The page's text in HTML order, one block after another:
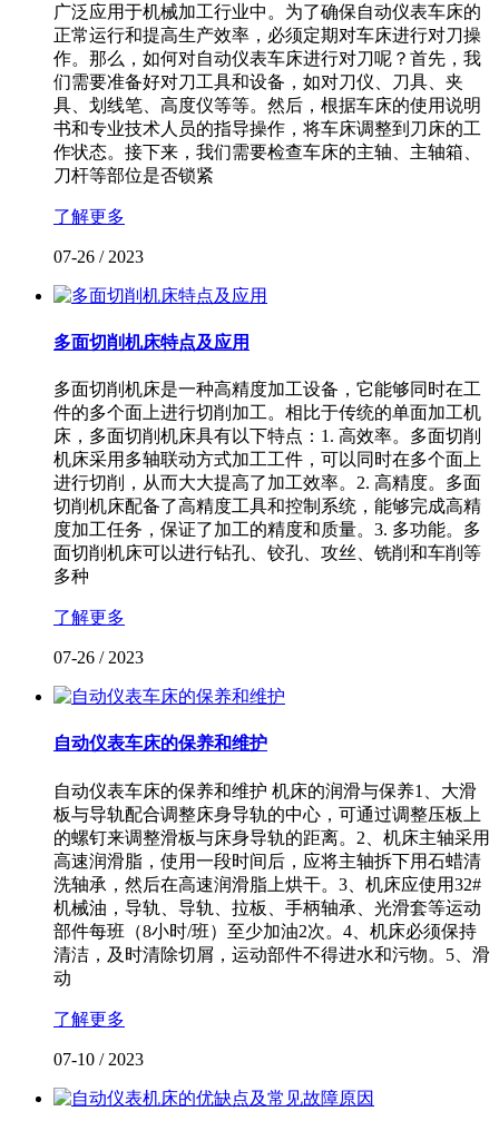
广泛应用于机械加工行业中。为了确保自动仪表车床的
正常运行和提高生产效率，必须定期对车床进行对刀操
作。那么，如何对自动仪表车床进行对刀呢？首先，我
们需要准备好对刀工具和设备，如对刀仪、刀具、夹
具、划线笔、高度仪等等。然后，根据车床的使用说明
书和专业技术人员的指导操作，将车床调整到刀床的工
作状态。接下来，我们需要检查车床的主轴、主轴箱、
刀杆等部位是否锁紧
了解更多
07-26 / 2023
多面切削机床特点及应用
多面切削机床是一种高精度加工设备，它能够同时在工
件的多个面上进行切削加工。相比于传统的单面加工机
床，多面切削机床具有以下特点：1. 高效率。多面切削
机床采用多轴联动方式加工工件，可以同时在多个面上
进行切削，从而大大提高了加工效率。2. 高精度。多面
切削机床配备了高精度工具和控制系统，能够完成高精
度加工任务，保证了加工的精度和质量。3. 多功能。多
面切削机床可以进行钻孔、铰孔、攻丝、铣削和车削等
多种
了解更多
07-26 / 2023
自动仪表车床的保养和维护
自动仪表车床的保养和维护 机床的润滑与保养1、大滑
板与导轨配合调整床身导轨的中心，可通过调整压板上
的螺钉来调整滑板与床身导轨的距离。2、机床主轴采用
高速润滑脂，使用一段时间后，应将主轴拆下用石蜡清
洗轴承，然后在高速润滑脂上烘干。3、机床应使用32#
机械油，导轨、导轨、拉板、手柄轴承、光滑套等运动
部件每班（8小时/班）至少加油2次。4、机床必须保持
清洁，及时清除切屑，运动部件不得进水和污物。5、滑
动
了解更多
07-10 / 2023